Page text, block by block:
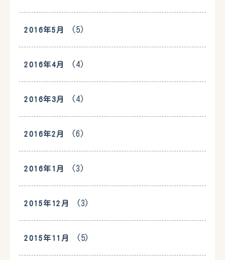
2016年5月 (5)
2016年4月 (4)
2016年3月 (4)
2016年2月 (6)
2016年1月 (3)
2015年12月 (3)
2015年11月 (5)